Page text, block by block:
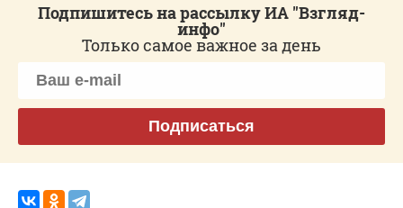
Подпишитесь на рассылку ИА "Взгляд-
инфо"
Только самое важное за день
Подписаться